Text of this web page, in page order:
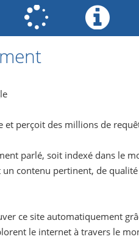
et perçoit des millions de
parlé, soit indexé dans le
contenu pertinent, de
ce site automatiquement
le internet à travers le